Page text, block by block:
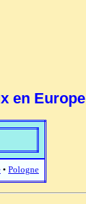
en Europe
• Pologne